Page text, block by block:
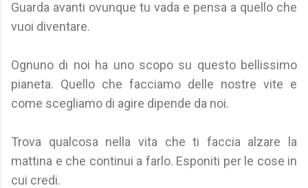
Guarda avanti ovunque tu vada e pensa a quello che
vuoi diventare.
Ognuno di noi ha uno scopo su questo bellissimo
pianeta. Quello che facciamo delle nostre vite e
come scegliamo di agire dipende da noi.
Trova qualcosa nella vita che ti faccia alzare la
mattina e che continui a farlo. Esponiti per le cose in
cui credi.